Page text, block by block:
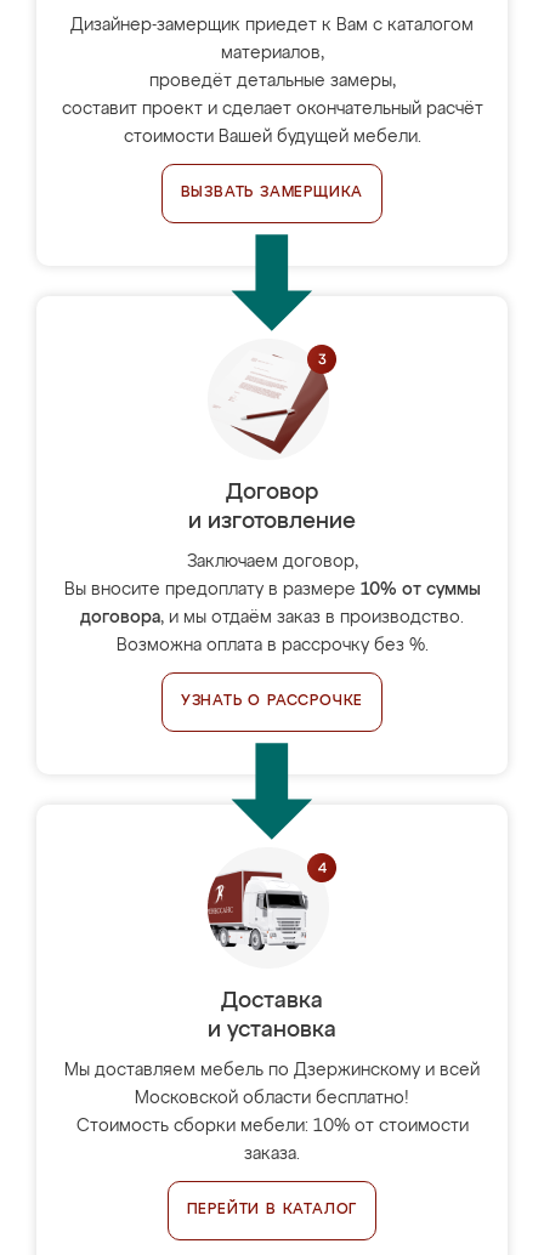
Дизайнер-замерщик приедет к Вам с каталогом
материалов,
проведёт детальные замеры,
составит проект и сделает окончательный расчёт
стоимости Вашей будущей мебели.
ВЫЗВАТЬ ЗАМЕРЩИКА
Договор
и изготовление
Заключаем договор,
Вы вносите предоплату в размере 10% от суммы
договора, и мы отдаём заказ в производство.
Возможна оплата в рассрочку без %.
УЗНАТЬ О РАССРОЧКЕ
Доставка
и установка
Мы доставляем мебель по Дзержинскому и всей
Московской области бесплатно!
Стоимость сборки мебели: 10% от стоимости
заказа.
ПЕРЕЙТИ В КАТАЛОГ